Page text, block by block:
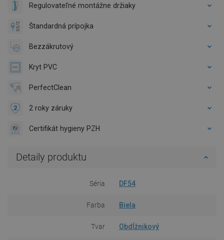
Regulovateľné montážne držiaky
Štandardná prípojka
Bezzákrutový
Kryt PVC
PerfectClean
2 roky záruky
Certifikát hygieny PZH
Detaily produktu
Séria DF54
Farba Biela
Tvar Obdĺžnikový